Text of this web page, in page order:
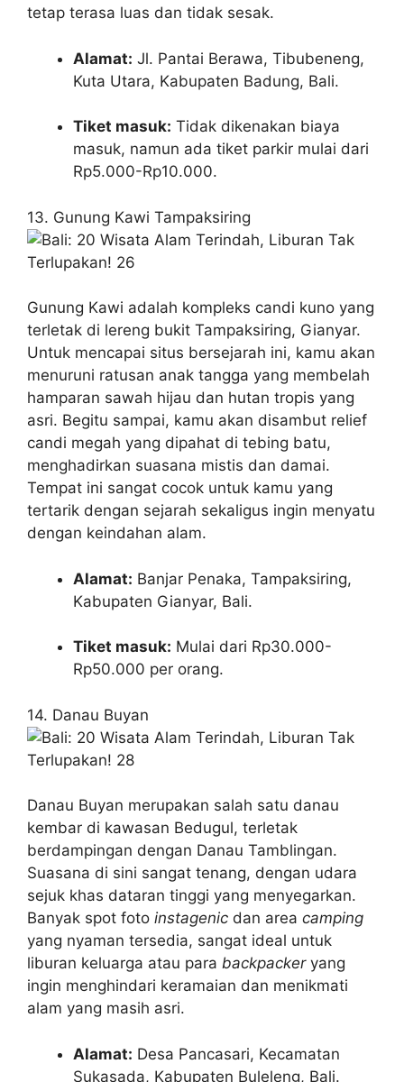
tetap terasa luas dan tidak sesak.
Alamat: Jl. Pantai Berawa, Tibubeneng,
Kuta Utara, Kabupaten Badung, Bali.
Tiket masuk: Tidak dikenakan biaya
masuk, namun ada tiket parkir mulai dari
Rp5.000-Rp10.000.
13. Gunung Kawi Tampaksiring
Gunung Kawi adalah kompleks candi kuno yang
terletak di lereng bukit Tampaksiring, Gianyar.
Untuk mencapai situs bersejarah ini, kamu akan
menuruni ratusan anak tangga yang membelah
hamparan sawah hijau dan hutan tropis yang
asri. Begitu sampai, kamu akan disambut relief
candi megah yang dipahat di tebing batu,
menghadirkan suasana mistis dan damai.
Tempat ini sangat cocok untuk kamu yang
tertarik dengan sejarah sekaligus ingin menyatu
dengan keindahan alam.
Alamat: Banjar Penaka, Tampaksiring,
Kabupaten Gianyar, Bali.
Tiket masuk: Mulai dari Rp30.000-
Rp50.000 per orang.
14. Danau Buyan
Danau Buyan merupakan salah satu danau
kembar di kawasan Bedugul, terletak
berdampingan dengan Danau Tamblingan.
Suasana di sini sangat tenang, dengan udara
sejuk khas dataran tinggi yang menyegarkan.
Banyak spot foto instagenic dan area camping
yang nyaman tersedia, sangat ideal untuk
liburan keluarga atau para backpackeryang
ingin menghindari keramaian dan menikmati
alam yang masih asri.
Alamat: Desa Pancasari, Kecamatan
Sukasada, Kabupaten Buleleng, Bali.